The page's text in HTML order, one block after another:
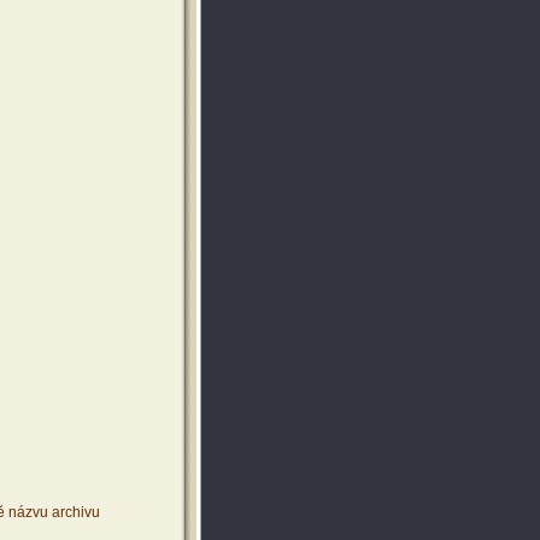
názvu archivu